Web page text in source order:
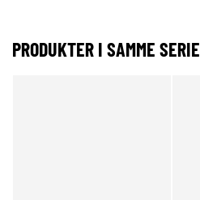
PRODUKTER I SAMME SERIE